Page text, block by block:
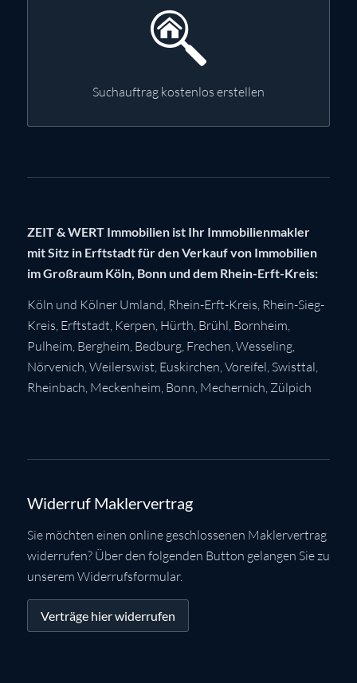
Suchauftrag kostenlos erstellen
ZEIT & WERT Immobilien ist Ihr Immobilienmakler
mit Sitz in Erftstadt für den Verkauf von Immobilien
im Großraum Köln, Bonn und dem Rhein-Erft-Kreis:
Köln und Kölner Umland, Rhein-Erft-Kreis, Rhein-Sieg-
Kreis, Erftstadt, Kerpen, Hürth, Brühl, Bornheim,
Pulheim, Bergheim, Bedburg, Frechen,Wesseling,
Nörvenich,Weilerswist, Euskirchen, Voreifel, Swisttal,
Rheinbach, Meckenheim, Bonn, Mechernich, Zülpich
Widerruf Maklervertrag
Sie möchten einen online geschlossenen Maklervertrag
widerrufen? Über den folgenden Button gelangen Sie zu
unserem Widerrufsformular.
Verträge hier widerrufen